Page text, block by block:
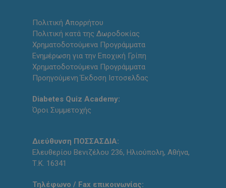
Πολιτική Απορρήτου
Πολιτική κατά της Δωροδοκίας
Χρηματοδοτούμενα Προγράμματα
Ενημέρωση για την Εποχική Γρίπη
Χρηματοδοτούμενα Προγράμματα
Προηγούμενη Έκδοση Ιστοσελδας
Diabetes Quiz Academy:
Όροι Συμμετοχής
Διεύθυνση ΠΟΣΣΑΣΔΙΑ:
Ελευθερίου Βενιζέλου 236, Ηλιούπολη, Αθήνα,
Τ.Κ. 16341
Τηλέφωνο / Fax επικοινωνίας: